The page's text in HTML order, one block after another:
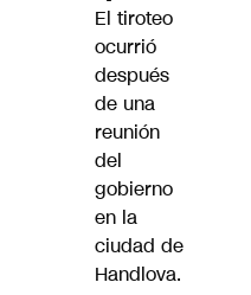
El tiroteo
ocurrió
después
de una
reunión
del
gobierno
en la
ciudad de
Handlova.